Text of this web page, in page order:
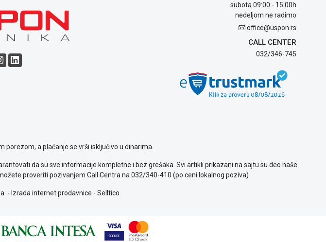
subota 09:00 - 15:00h
nedeljom ne radimo
office@uspon.rs
CALL CENTER
032/346-745
porezom, a plaćanje se vrši isključivo u dinarima.
da su sve informacije kompletne i bez grešaka. Svi artikli prikazani na sajtu su deo naše
proveriti pozivanjem Call Centra na 032/340-410 (po ceni lokalnog poziva)
- Izrada internet prodavnice - Selltico.